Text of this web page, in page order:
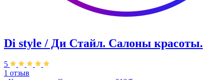
Di style / Ди Стайл. Салоны красоты.
5
1 отзыв